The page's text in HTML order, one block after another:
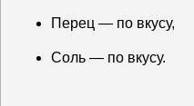
Перец — по вкусу,
Соль — по вкусу.